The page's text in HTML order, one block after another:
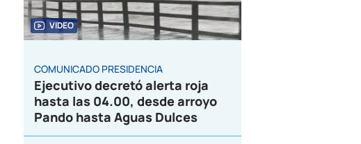
VIDEO
COMUNICADO PRESIDENCIA
Ejecutivo decretó alerta roja
hasta las 04.00, desde arroyo
Pando hasta Aguas Dulces